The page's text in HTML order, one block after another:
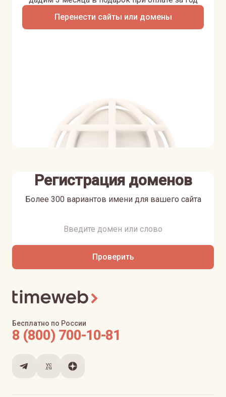
Перенести сайты или домены
Регистрация доменов
Более 300 вариантов имени для вашего сайта
Проверить
Бесплатно по России
8 (800) 700-10-81